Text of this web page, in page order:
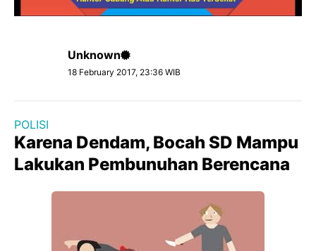
Unknown
18 February 2017, 23:36 WIB
POLISI
Karena Dendam, Bocah SD Mampu
Lakukan Pembunuhan Berencana